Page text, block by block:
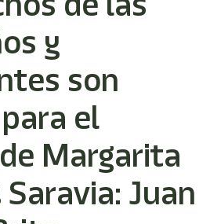
y
son
el
Margarita
Juan